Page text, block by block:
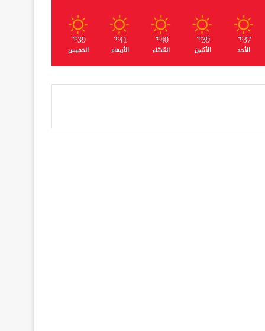
37
℃
الأحد
39
℃
الأثنين
40
℃
الثلاثاء
41
℃
الأربعاء
39
℃
الخميس